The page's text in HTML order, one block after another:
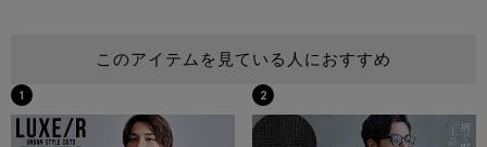
普段着用サイズ：M～L
Lサイズ着用
このアイテムを見ている人におすすめ
1 2